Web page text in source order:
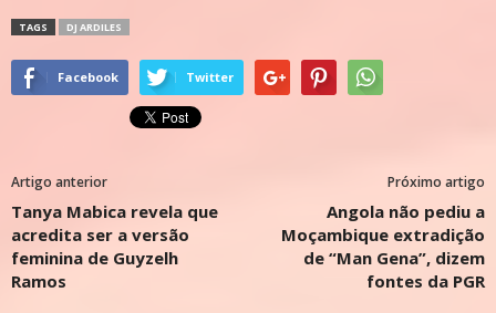
TAGS DJ ARDILES
Facebook Twitter
Artigo anterior
Tanya Mabica revela que
acredita ser a versão
feminina de Guyzelh
Ramos
Próximo artigo
Angola não pediu a
Moçambique extradição
de “Man Gena”, dizem
fontes da PGR